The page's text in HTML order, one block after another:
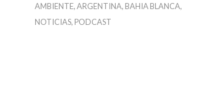
AMBIENTE,ARGENTINA, BAHIA BLANCA,
NOTICIAS, PODCAST